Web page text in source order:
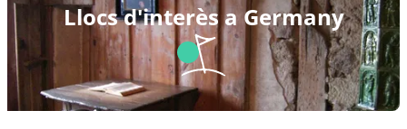
Llocs d'interès a Germany